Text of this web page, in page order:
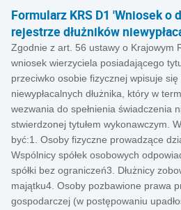
Formularz KRS D1 'Wniosek o
rejestrze dłużników
Zgodnie z art. 56 ustawy o Krajowym
wniosek wierzyciela posiadającego
przeciwko osobie fizycznej wpisuje się
niewypłacalnych dłużnika, który w
wezwania do spełnienia świadczenia
stwierdzonej tytułem wykonawczym.
być:1. Osoby fizyczne prowadzące
Wspólnicy spółek osobowych
spółki bez ograniczeń3. Dłużnicy
majątku4. Osoby pozbawione prawa
gospodarczej (w postępowaniu